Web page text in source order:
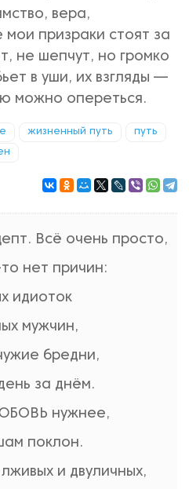
вера,
призраки стоят за
не шепчут, но громко
в уши, их взгляды —
можно опереться.
жизненный путь путь
Всё очень просто,
нет причин:
идиоток
мужчин,
бредни,
за днём.
нужнее,
поклон.
и двуличных,